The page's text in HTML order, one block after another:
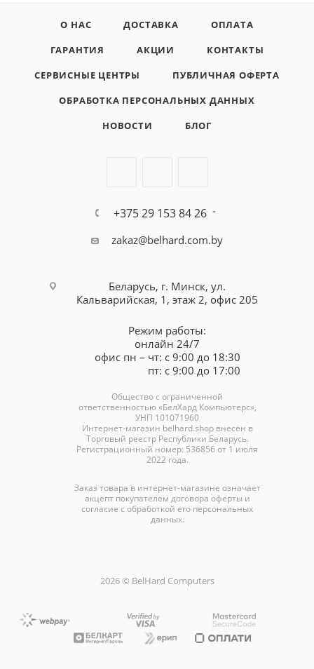
О НАС ДОСТАВКА
ОПЛАТА
ГАРАНТИЯ
АКЦИИ
КОНТАКТЫ
СЕРВИСНЫЕ ЦЕНТРЫ
ПУБЛИЧНАЯ ОФЕРТА
ОБРАБОТКА ПЕРСОНАЛЬНЫХ ДАННЫХ
НОВОСТИ
БЛОГ
+375 29 153 84 26
zakaz@belhard.com.by
Беларусь, г. Минск, ул.
Кальварийская, 1, этаж 2, офис 205
Режим работы:
онлайн 24/7
офис пн – чт: с 9:00 до 18:30
пт: с 9:00 до 17:00
Общество с ограниченной
ответственностью «БелХард Компьютерс»,
УНП 101071960
Интернет-магазин belhard.shopвнесен в
Торговый реестр Республики Беларусь.
Регистрационный номер: 536856 от 1 июля
2022 года.
Заказ товара в интернет-магазине означает
акцепт покупателем договора оферты и
согласие с обработкой его персональных
данных.
2026 © BelHard Computers